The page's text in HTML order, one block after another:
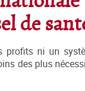
de
profits ni un
des plus